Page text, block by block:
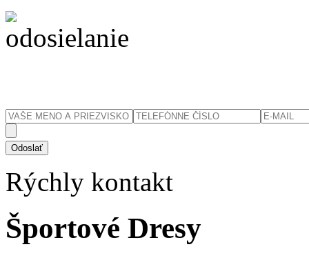
Rýchly kontakt
Športové Dresy